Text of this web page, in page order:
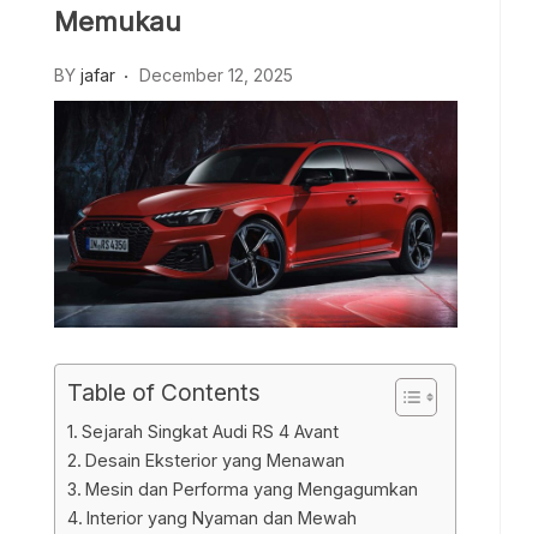
Memukau
BY jafar December 12, 2025
Table of Contents
Sejarah Singkat Audi RS 4 Avant
Desain Eksterior yang Menawan
Mesin dan Performa yang Mengagumkan
Interior yang Nyaman dan Mewah